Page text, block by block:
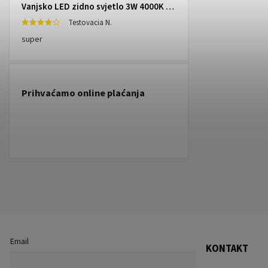
Vanjsko LED zidno svjetlo 3W 4000K IP65
Testovacia N.
super
Prihvaćamo online plaćanja
Email
KONTAKT